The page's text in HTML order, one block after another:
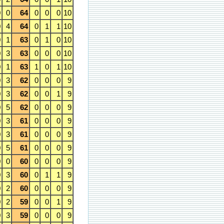
0 64 0 0 0 10
4 64 0 1 1 10
1 63 0 1 0 10
3 63 0 0 0 10
1 63 1 0 1 10
3 62 0 0 0
9
3 62 0 0 1
9
5 62 0 0 0
9
3 61 0 0 0
9
3 61 0 0 0
9
5 61 0 0 0
9
0 60 0 0 0
9
3 60 0 1 1
9
2 60 0 0 0
9
2 59 0 0 1
9
3 59 0 0 0 9